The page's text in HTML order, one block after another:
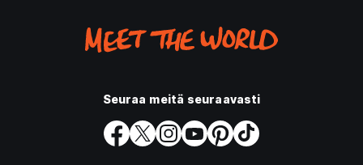
Seuraa meitä seuraavasti